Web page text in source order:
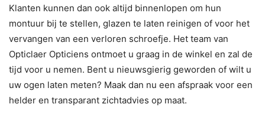
Klanten kunnen dan ook altijd binnenlopen om hun
montuur bij te stellen, glazen te laten reinigen of voor het
vervangen van een verloren schroefje. Het team van
Opticlaer Opticiens ontmoet u graag in de winkel en zal de
tijd voor u nemen. Bent u nieuwsgierig geworden of wilt u
uw ogen laten meten? Maak dan nu een afspraak voor een
helder en transparant zichtadvies op maat.